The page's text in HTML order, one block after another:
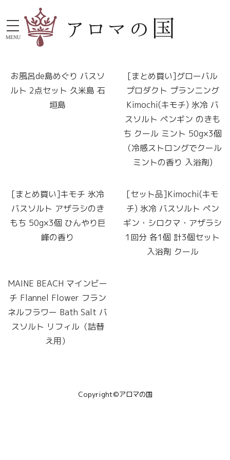
MENU
お風呂de島めぐり バスソ
ルト 2点セット 久米島 石
垣島
[まとめ買い]グローバル
プロダクト プランニング
Kimochi(キモチ) 氷冷 バ
スソルト ペンギン のきも
ち クール ミント 50g×3個
（冷感ストロングでクール
ミントの香り 入浴剤)
[まとめ買い]キモチ 氷冷
バスソルト アザラシのき
もち 50g×3個 ひんやり巨
峰の香り
[セット品]Kimochi(キモ
チ) 氷冷 バスソルト ペン
ギン・シロクマ・アザラシ
1回分 各1個 計3個セット
入浴剤 クール
MAINE BEACH マインビー
チ Flannel Flower フラン
ネルフラワー Bath Salt バ
スソルト リフィル（詰替
え用）
Copyright©アロマの国